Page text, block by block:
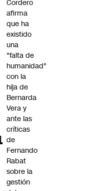
Cordero
afirma
que ha
existido
una
"falta de
humanidad"
con la
hija de
Bernarda
Vera y
ante las
críticas
de
Fernando
Rabat
sobre la
gestión